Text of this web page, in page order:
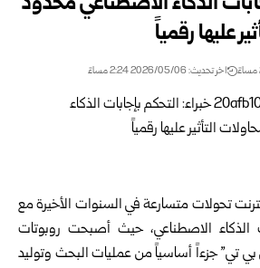
عليها رقمياً
اخر تحديث: 2026/05/06 2:24 مساءً
تحولات متسارعة في السنوات الأخيرة مع
الذكاء الاصطناعي، حيث أصبحت روبوتات
تي” جزءاً أساسياً من عمليات البحث وتوليد